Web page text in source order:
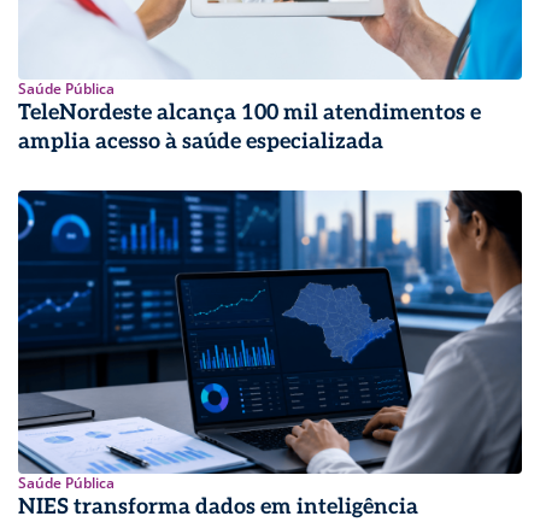
Saúde Pública
TeleNordeste alcança 100 mil atendimentos e
amplia acesso à saúde especializada
Saúde Pública
NIES transforma dados em inteligência